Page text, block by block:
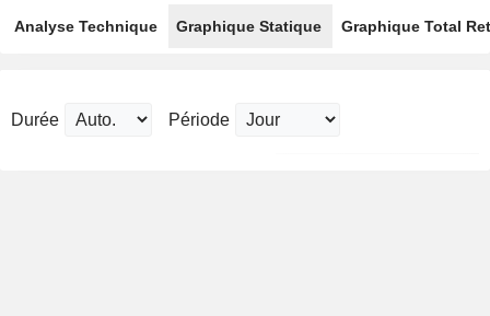
Analyse Technique Graphique Statique Graphique Total
Durée Période